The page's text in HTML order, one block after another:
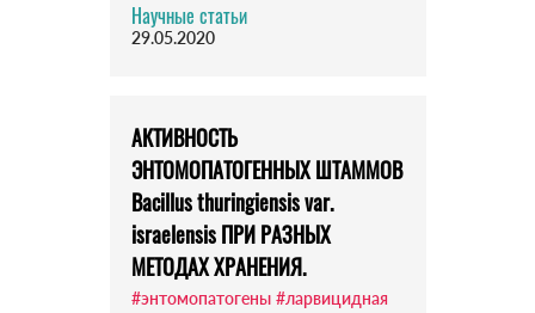
Научные статьи
29.05.2020
АКТИВНОСТЬ
ЭНТОМОПАТОГЕННЫХ ШТАММОВ
Bacillus thuringiensis var.
israelensis ПРИ РАЗНЫХ
МЕТОДАХ ХРАНЕНИЯ.
#энтомопатогены #ларвицидная